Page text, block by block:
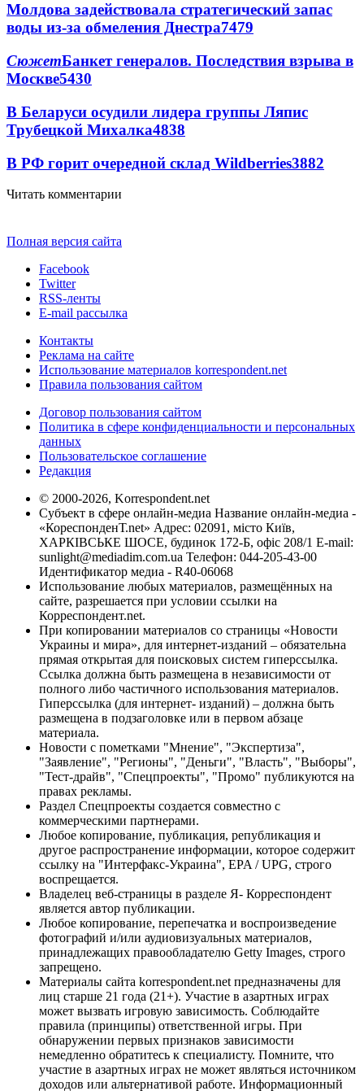
Молдова задействовала стратегический запас
воды из-за обмеления Днестра7479
СюжетБанкет генералов. Последствия взрыва в
Москве5430
В Беларуси осудили лидера группы Ляпис
Трубецкой Михалка4838
В РФ горит очередной склад Wildberries3882
Читать комментарии
Полная версия сайта
Facebook
Twitter
RSS-ленты
E-mail рассылка
Контакты
Реклама на сайте
Использование материалов korrespondent.net
Правила пользования сайтом
Договор пользования сайтом
Политика в сфере конфиденциальности и персональных
данных
Пользовательское соглашение
Редакция
© 2000-2026, Korrespondent.net
Субъект в сфере онлайн-медиа Название онлайн-медиа -
«КореспонденТ.net» Адрес: 02091, місто Київ,
ХАРКІВСЬКЕ ШОСЕ, будинок 172-Б, офіс 208/1 E-mail:
sunlight@mediadim.com.ua Телефон: 044-205-43-00
Идентификатор медиа - R40-06068
Использование любых материалов, размещённых на
сайте, разрешается при условии ссылки на
Корреспондент.net.
При копировании материалов со страницы «Новости
Украины и мира», для интернет-изданий – обязательна
прямая открытая для поисковых систем гиперссылка.
Ссылка должна быть размещена в независимости от
полного либо частичного использования материалов.
Гиперссылка (для интернет- изданий) – должна быть
размещена в подзаголовке или в первом абзаце
материала.
Новости с пометками "Мнение", "Экспертиза",
"Заявление", "Регионы", "Деньги", "Власть", "Выборы",
"Тест-драйв", "Спецпроекты", "Промо" публикуются на
правах рекламы.
Раздел Спецпроекты создается совместно с
коммерческими партнерами.
Любое копирование, публикация, републикация и
другое распространение информации, которое содержит
ссылку на "Интерфакс-Украина", EPA / UPG, строго
воспрещается.
Владелец веб-страницы в разделе Я- Корреспондент
является автор публикации.
Любое копирование, перепечатка и воспроизведение
фотографий и/или аудиовизуальных материалов,
принадлежащих правообладателю Getty Images, строго
запрещено.
Материалы сайта korrespondent.net предназначены для
лиц старше 21 года (21+). Участие в азартных играх
может вызвать игровую зависимость. Соблюдайте
правила (принципы) ответственной игры. При
обнаружении первых признаков зависимости
немедленно обратитесь к специалисту. Помните, что
участие в азартных играх не может являться источником
доходов или альтернативой работе. Информационный